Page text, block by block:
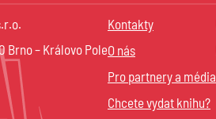
Brno – Královo Pole
Kontakty
O nás
Pro partnery a média
Chcete vydat knihu?